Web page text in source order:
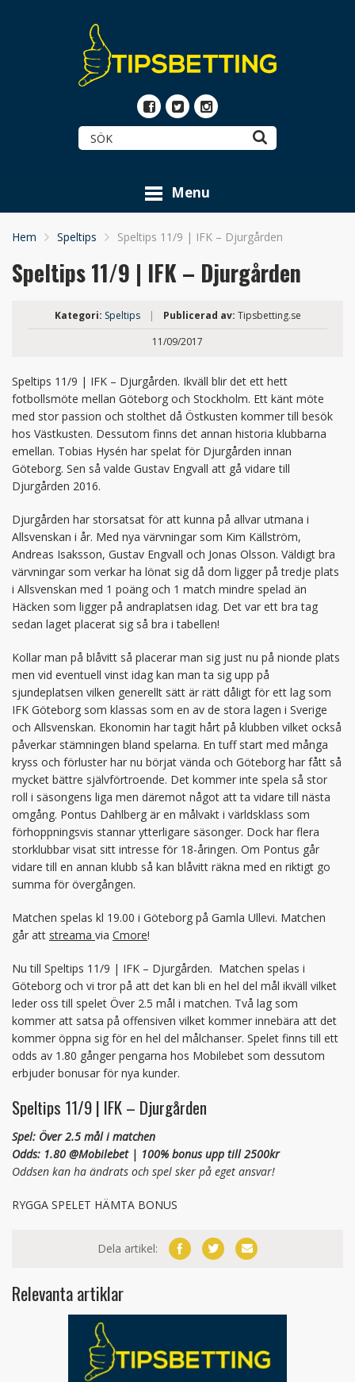
Menu
Hem Speltips Speltips 11/9 | IFK – Djurgården
Speltips 11/9 | IFK – Djurgården
Kategori: Speltips | Publicerad av: Tipsbetting.se
11/09/2017
Speltips 11/9 | IFK – Djurgården. Ikväll blir det ett hett
fotbollsmöte mellan Göteborg och Stockholm. Ett känt möte
med stor passion och stolthet då Östkusten kommer till besök
hos Västkusten. Dessutom finns det annan historia klubbarna
emellan. Tobias Hysén har spelat för Djurgården innan
Göteborg. Sen så valde Gustav Engvall att gå vidare till
Djurgården 2016.
Djurgården har storsatsat för att kunna på allvar utmana i
Allsvenskan i år. Med nya värvningar som Kim Källström,
Andreas Isaksson, Gustav Engvall och Jonas Olsson. Väldigt bra
värvningar som verkar ha lönat sig då dom ligger på tredje plats
i Allsvenskan med 1 poäng och 1 match mindre spelad än
Häcken som ligger på andraplatsen idag. Det var ett bra tag
sedan laget placerat sig så bra i tabellen!
Kollar man på blåvitt så placerar man sig just nu på nionde plats
men vid eventuell vinst idag kan man ta sig upp på
sjundeplatsen vilken generellt sätt är rätt dåligt för ett lag som
IFK Göteborg som klassas som en av de stora lagen i Sverige
och Allsvenskan. Ekonomin har tagit hårt på klubben vilket också
påverkar stämningen bland spelarna. En tuff start med många
kryss och förluster har nu börjat vända och Göteborg har fått så
mycket bättre självförtroende. Det kommer inte spela så stor
roll i säsongens liga men däremot något att ta vidare till nästa
omgång. Pontus Dahlberg är en målvakt i världsklass som
förhoppningsvis stannar ytterligare säsonger. Dock har flera
storklubbar visat sitt intresse för 18-åringen. Om Pontus går
vidare till en annan klubb så kan blåvitt räkna med en riktigt go
summa för övergången.
Matchen spelas kl 19.00 i Göteborg på Gamla Ullevi. Matchen
går att streama via Cmore!
Nu till Speltips 11/9 | IFK – Djurgården. Matchen spelas i
Göteborg och vi tror på att det kan bli en hel del mål ikväll vilket
leder oss till spelet Över 2.5 mål i matchen. Två lag som
kommer att satsa på offensiven vilket kommer innebära att det
kommer öppna sig för en hel del målchanser. Spelet finns till ett
odds av 1.80 gånger pengarna hos Mobilebet som dessutom
erbjuder bonusar för nya kunder.
Speltips 11/9 | IFK – Djurgården
Spel: Över 2.5 mål i matchen
Odds: 1.80 @Mobilebet | 100% bonus upp till 2500kr
Oddsen kan ha ändrats och spel sker på eget ansvar!
RYGGA SPELET HÄMTA BONUS
Dela artikel:
Relevanta artiklar